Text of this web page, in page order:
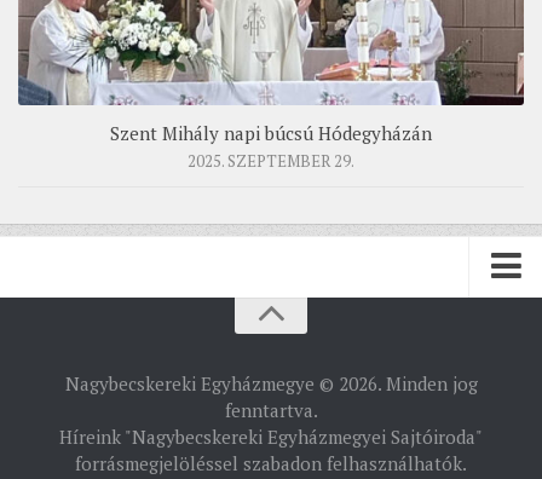
Szent Mihály napi búcsú Hódegyházán
2025. SZEPTEMBER 29.
TÖRTÉNELEM
Nagybecskereki Egyházmegye © 2026. Minden jog
fenntartva.
Híreink "Nagybecskereki Egyházmegyei Sajtóiroda"
forrásmegjelöléssel szabadon felhasználhatók.